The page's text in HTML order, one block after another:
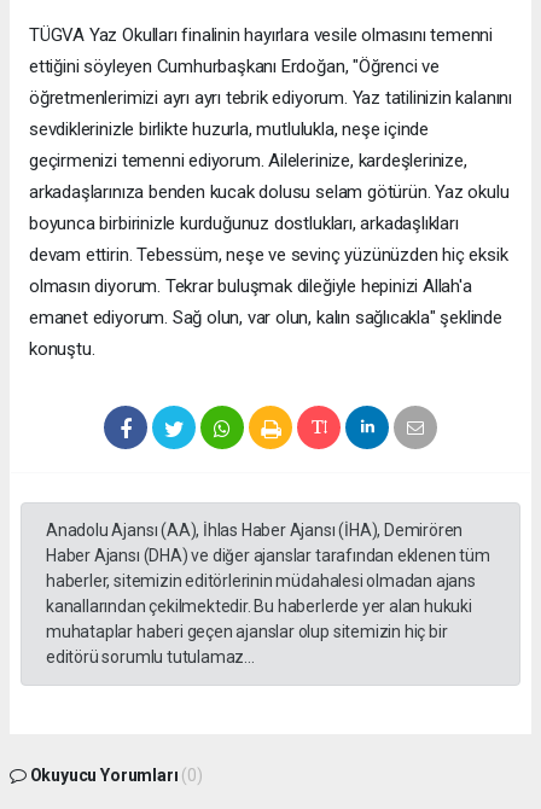
TÜGVA Yaz Okulları finalinin hayırlara vesile olmasını temenni
ettiğini söyleyen Cumhurbaşkanı Erdoğan, "Öğrenci ve
öğretmenlerimizi ayrı ayrı tebrik ediyorum. Yaz tatilinizin kalanını
sevdiklerinizle birlikte huzurla, mutlulukla, neşe içinde
geçirmenizi temenni ediyorum. Ailelerinize, kardeşlerinize,
arkadaşlarınıza benden kucak dolusu selam götürün. Yaz okulu
boyunca birbirinizle kurduğunuz dostlukları, arkadaşlıkları
devam ettirin. Tebessüm, neşe ve sevinç yüzünüzden hiç eksik
olmasın diyorum. Tekrar buluşmak dileğiyle hepinizi Allah'a
emanet ediyorum. Sağ olun, var olun, kalın sağlıcakla" şeklinde
konuştu.
Anadolu Ajansı (AA), İhlas Haber Ajansı (İHA), Demirören
Haber Ajansı (DHA) ve diğer ajanslar tarafından eklenen tüm
haberler, sitemizin editörlerinin müdahalesi olmadan ajans
kanallarından çekilmektedir. Bu haberlerde yer alan hukuki
muhataplar haberi geçen ajanslar olup sitemizin hiç bir
editörü sorumlu tutulamaz...
Okuyucu Yorumları (0)